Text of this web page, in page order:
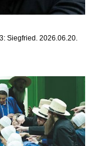
Siegfried. 2026.06.20.